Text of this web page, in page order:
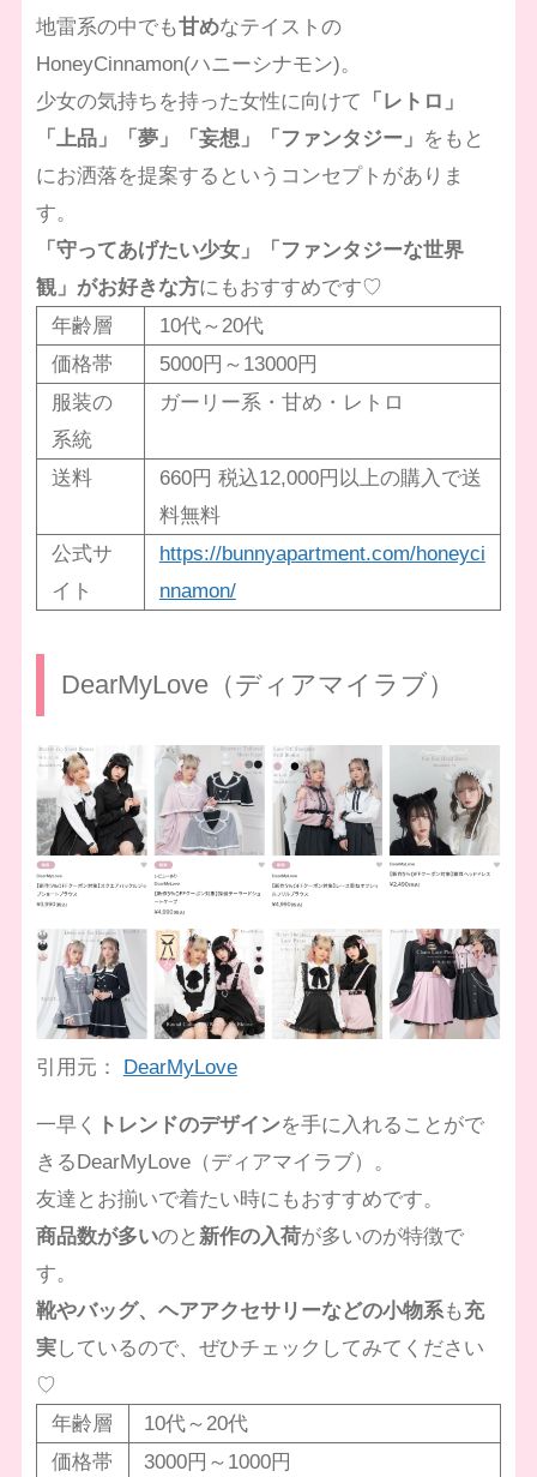
地雷系の中でも甘めなテイストの
HoneyCinnamon(ハニーシナモン)。
少女の気持ちを持った女性に向けて 「レトロ」
「上品」「夢」「妄想」「ファンタジー」 をもと
にお洒落を提案するというコンセプトがありま
す。
「守ってあげたい少女」「ファンタジーな世界
観」がお好きな方にもおすすめです♡
年齢層
10代～20代
価格帯
5000円～13000円
服装の
系統
ガーリー系・甘め・レトロ
送料
660円 税込12,000円以上の購入で送
料無料
公式サ
イト
https://bunnyapartment.com/honeyci
nnamon/
DearMyLove（ディアマイラブ）
引用元： DearMyLove
一早く トレンドのデザインを手に入れることがで
きるDearMyLove（ディアマイラブ）。
友達とお揃いで着たい時にもおすすめです。
商品数が多いのと 新作の入荷が多いのが特徴で
す。
靴やバッグ、ヘアアクセサリーなどの小物系も充
実しているので、ぜひチェックしてみてください
♡
年齢層
10代～20代
価格帯
3000円～1000円